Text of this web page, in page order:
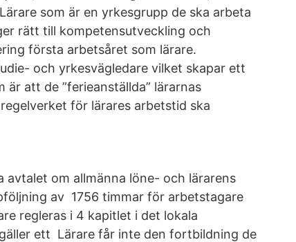
som är en yrkesgrupp de ska arbeta
rätt till kompetensutveckling och
första arbetsåret som lärare.
och yrkesvägledare vilket skapar ett
att de ”ferieanställda” lärarnas
för lärares arbetstid ska
avtalet om allmänna löne- och lärarens
av 1756 timmar för arbetstagare
regleras i 4 kapitlet i det lokala
ett Lärare får inte den fortbildning de